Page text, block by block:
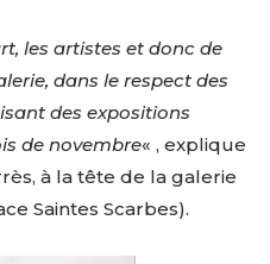
les artistes et donc de
dans le respect des
des expositions
de novembre« , explique
à la tête de la galerie
Saintes Scarbes).